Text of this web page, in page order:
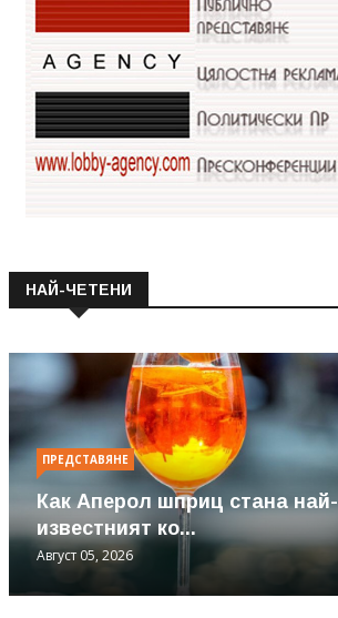
НАЙ-ЧЕТЕНИ
ПРЕДСТАВЯНЕ
Как Аперол шприц стана най-
известният ко...
Август 05, 2026